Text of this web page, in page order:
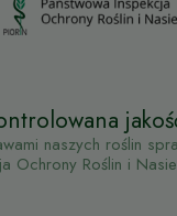
naszych roślin
Ochrony Roślin i